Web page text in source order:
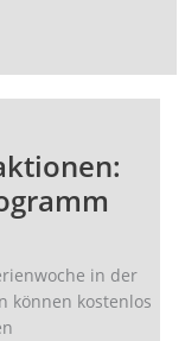
in der
können kostenlos